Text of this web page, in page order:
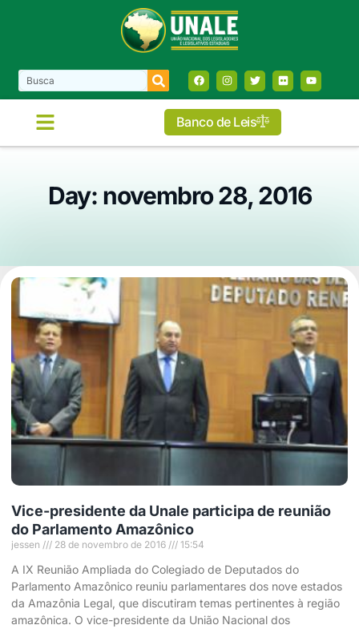
Banco de Leis
Day: novembro 28, 2016
Vice-presidente da Unale participa de reunião
do Parlamento Amazônico
jessen 28 de novembro de 2016 15:54
A IX Reunião Ampliada do Colegiado de Deputados do
Parlamento Amazônico reuniu parlamentares dos nove estados
da Amazônia Legal, que discutiram temas pertinentes à região
amazônica. O vice-presidente da União Nacional dos